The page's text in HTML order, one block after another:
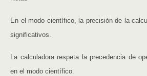
En el modo científico, la precisión de la
significativos.
La calculadora respeta la precedencia de
en el modo científico.